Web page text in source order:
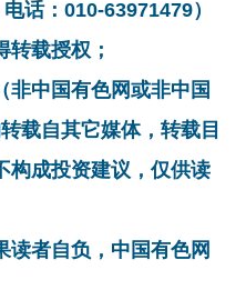
话：010-63971479）
载授权；
非中国有色网或非中国
载自其它媒体，转载目
构成投资建议，仅供读
读者自负，中国有色网